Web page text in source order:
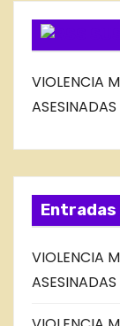
VIOLENCIA
ASESINADAS
VIOLENCIA
ASESINADAS